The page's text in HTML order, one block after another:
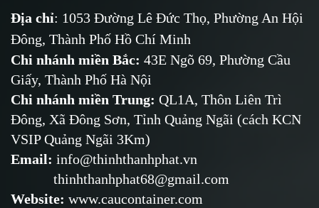
Địa chỉ: 1053 Đường Lê Đức Thọ, Phường An Hội
Đông, Thành Phố Hồ Chí Minh
Chi nhánh miền Bắc: 43E Ngõ 69, Phường Cầu
Giấy, Thành Phố Hà Nội
Chi nhánh miền Trung: QL1A, Thôn Liên Trì
Đông, Xã Đông Sơn, Tỉnh Quảng Ngãi (cách KCN
VSIP Quảng Ngãi 3Km)
Email: info@thinhthanhphat.vn
thinhthanhphat68@gmail.com
Website: www.caucontainer.com